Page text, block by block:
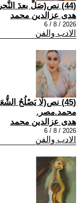
(44) نص(صَلِّ بعدَ النَّحر)هدى عزالدين محمد.مصر.
هدى عزالدين محمد
2026 / 8 / 6
الادب والفن
(45) نص(لَا يَصْلُحُ
محمد.مصر.
هدى عزالدين محمد
2026 / 8 / 6
الادب والفن